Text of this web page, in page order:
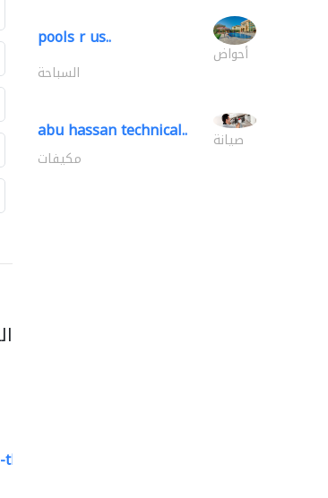
three building materials
pools r us..
أحواض
السباحة
abu hassan technical.. صيانة
مكيفات